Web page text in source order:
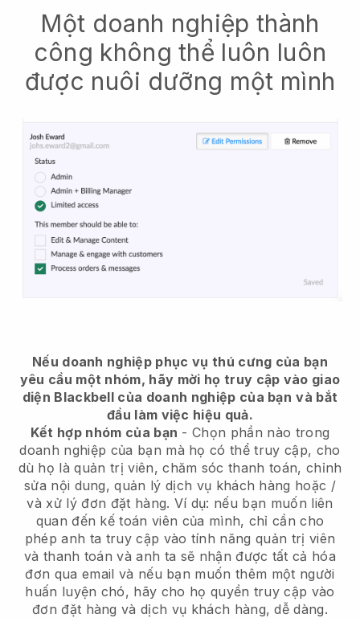
Một doanh nghiệp thành
công không thể luôn luôn
được nuôi dưỡng một mình
Nếu doanh nghiệp phục vụ thú cưng của bạn
yêu cầu một nhóm, hãy mời họ truy cập vào giao
diện Blackbell của doanh nghiệp của bạn và bắt
đầu làm việc hiệu quả.
Kết hợp nhóm của bạn - Chọn phần nào trong
doanh nghiệp của bạn mà họ có thể truy cập, cho
dù họ là quản trị viên, chăm sóc thanh toán, chỉnh
sửa nội dung, quản lý dịch vụ khách hàng hoặc /
và xử lý đơn đặt hàng. Ví dụ: nếu bạn muốn liên
quan đến kế toán viên của mình, chỉ cần cho
phép anh ta truy cập vào tính năng quản trị viên
và thanh toán và anh ta sẽ nhận được tất cả hóa
đơn qua email và nếu bạn muốn thêm một người
huấn luyện chó, hãy cho họ quyền truy cập vào
đơn đặt hàng và dịch vụ khách hàng, dễ dàng.